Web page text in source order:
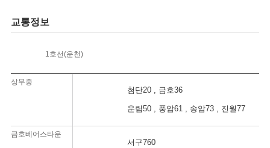
교통정보
1호선(운천)
상무중
첨단20 , 금호36
운림50 , 풍암61 , 송암73 , 진월77
금호베어스타운
서구760